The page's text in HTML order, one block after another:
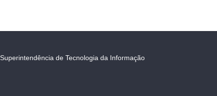
Superintendência de Tecnologia da Informação